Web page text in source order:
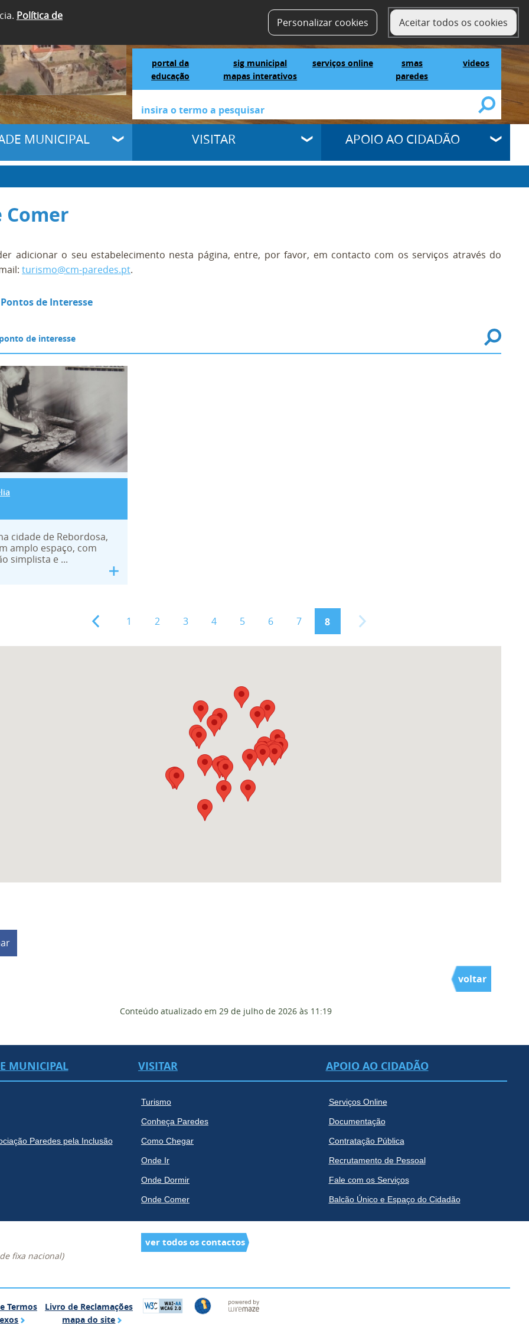
Política de
Personalizar cookies Aceitar todos os cookies
contactos SELECT LANGUAGE▼
portal da
educação
sig municipal
mapas interativos
serviços online
smas
paredes
videos
videos
MUNICIPAL VISITAR APOIO AO CIDADÃO
Comer
adicionar o seu estabelecimento nesta página, entre, por favor, em contacto com os serviços através do
turismo@cm-paredes.pt.
de Interesse
cidade de Rebordosa,
amplo espaço, com
simplista e ...
1 2 3 4 5 6 7 8
voltar
Conteúdo atualizado em 29 de julho de 2026 às 11:19
MUNICIPAL
Paredes pela Inclusão
VISITAR
Turismo
Conheça Paredes
Como Chegar
Onde Ir
Onde Dormir
Onde Comer
APOIO AO CIDADÃO
Serviços Online
Documentação
Contratação Pública
Recrutamento de Pessoal
Fale com os Serviços
Balcão Único e Espaço do Cidadão
fixa nacional)
ver todos os contactos
de Termos Complexos
Termos
Livro de Reclamações
Livro de Reclamações
mapa do site
mapa do site